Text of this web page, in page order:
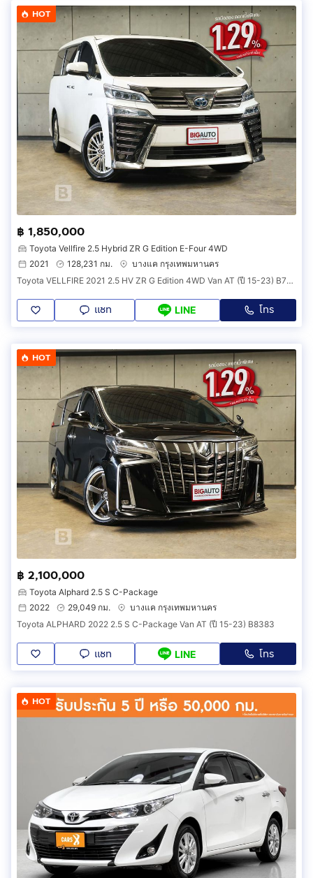
HOT
฿ 1,850,000
Toyota Vellfire 2.5 Hybrid ZR G Edition E-Four 4WD
2021
128,231 กม.
บางแค กรุงเทพมหานคร
Toyota VELLFIRE 2021 2.5 HV ZR G Edition 4WD Van AT (ปี 15-23) B7064
แชท LINE โทร
HOT
฿ 2,100,000
Toyota Alphard 2.5 S C-Package
2022
29,049 กม.
บางแค กรุงเทพมหานคร
Toyota ALPHARD 2022 2.5 S C-Package Van AT (ปี 15-23) B8383
แชท LINE โทร
HOT